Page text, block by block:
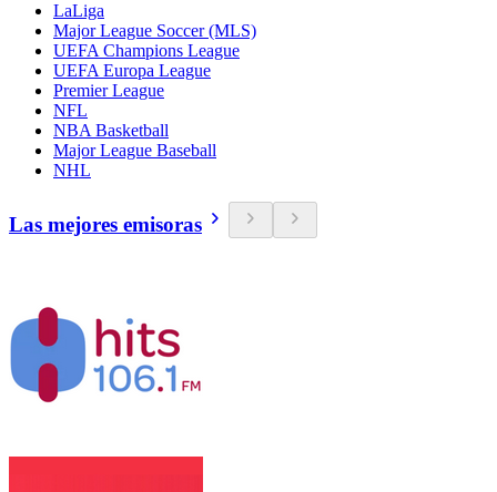
LaLiga
Major League Soccer (MLS)
UEFA Champions League
UEFA Europa League
Premier League
NFL
NBA Basketball
Major League Baseball
NHL
Las mejores emisoras